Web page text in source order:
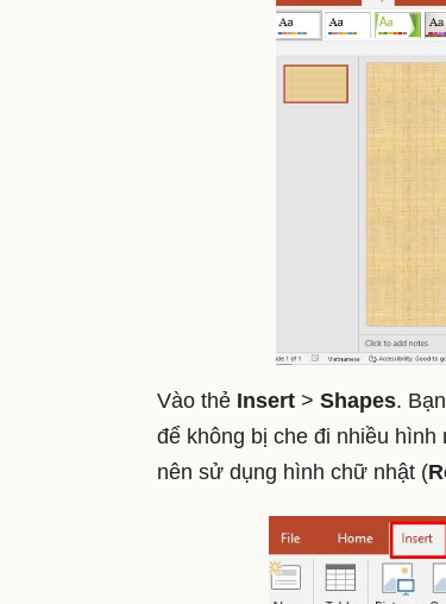
Vào thẻ Insert > Shapes.
để không bị che đi nhiều
nên sử dụng hình chữ nhật (